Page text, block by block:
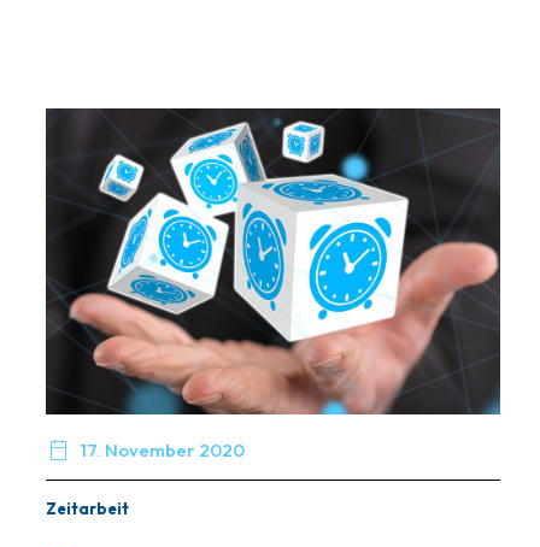
 17. November 2020
Zeitarbeit